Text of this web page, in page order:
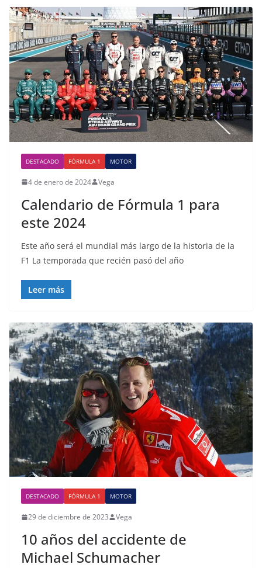
DESTACADO FÓRMULA 1 MOTOR
4 de enero de 2024 Vega
Calendario de Fórmula 1 para
este 2024
Este año será el mundial más largo de la historia de la
F1 La temporada que recién pasó del año
Leer más
DESTACADO FÓRMULA 1 MOTOR
29 de diciembre de 2023 Vega
10 años del accidente de
Michael Schumacher